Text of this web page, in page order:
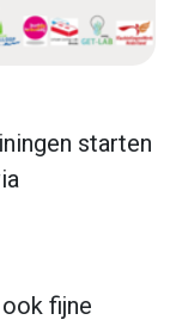
starten
fijne